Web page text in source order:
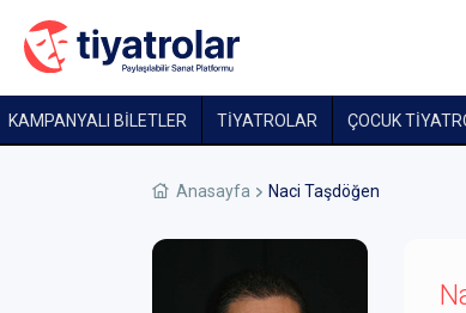
KAMPANYALI BİLETLER TİYATROLAR ÇOCUK
Anasayfa Naci Taşdöğen